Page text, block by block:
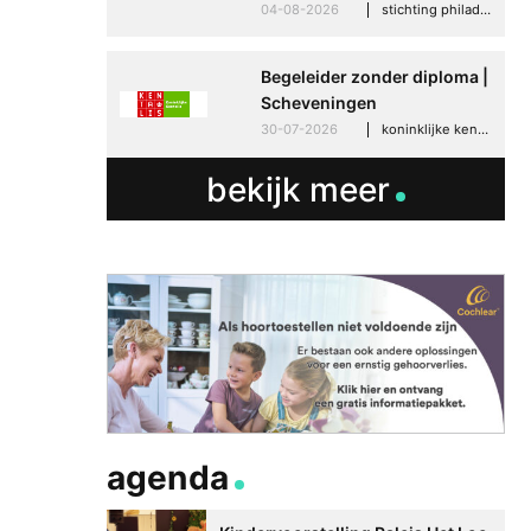
04-08-2026
stichting philadelphia zorg, den haag
Begeleider zonder diploma |
Scheveningen
30-07-2026 koninklijke kentalis, scheveningen
bekijk meer
agenda